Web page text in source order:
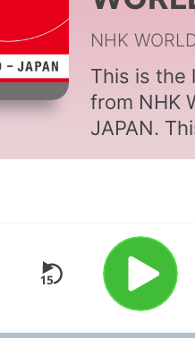
NHK
This is the
from NHK
JAPAN.
updated.
https://